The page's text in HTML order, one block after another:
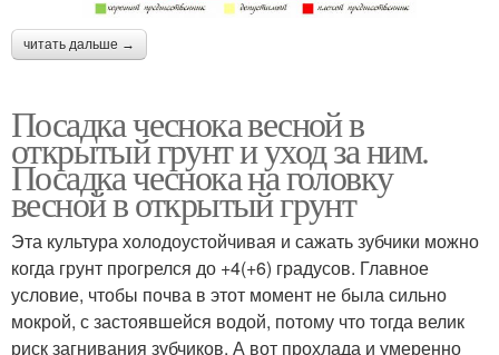
читать дальше →
Посадка чеснока весной в
открытый грунт и уход за ним.
Посадка чеснока на головку
весной в открытый грунт
Эта культура холодоустойчивая и сажать зубчики можно
когда грунт прогрелся до +4(+6) градусов. Главное
условие, чтобы почва в этот момент не была сильно
мокрой, с застоявшейся водой, потому что тогда велик
риск загнивания зубчиков. А вот прохлада и умеренно